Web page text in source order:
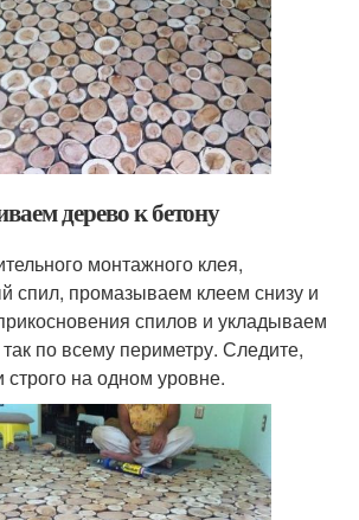
дерево к бетону
монтажного клея,
спил, промазываем клеем снизу и
спилов и укладываем
по всему периметру. Следите,
на одном уровне.